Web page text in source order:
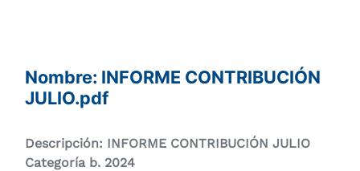
Nombre: INFORME CONTRIBUCIÓN
JULIO.pdf
Descripción: INFORME CONTRIBUCIÓN JULIO
Categoría b. 2024